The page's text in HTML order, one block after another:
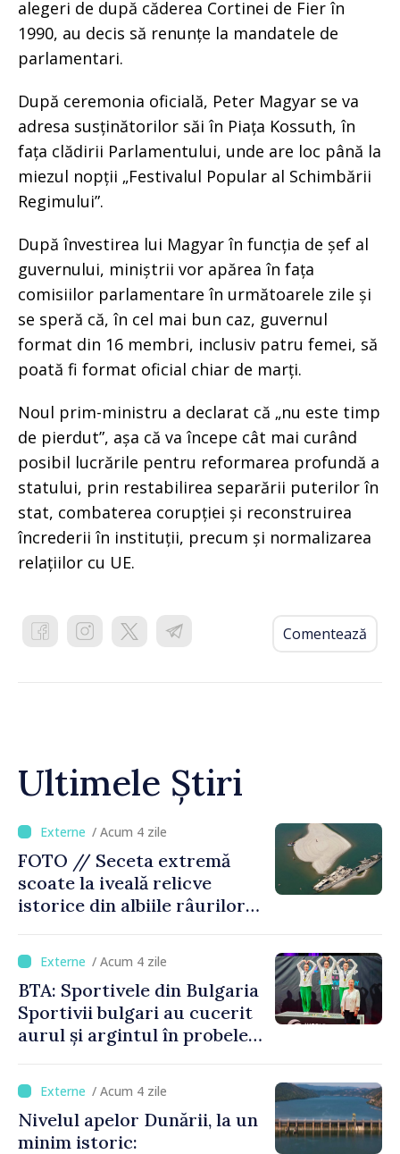
alegeri de după căderea Cortinei de Fier în
1990, au decis să renunțe la mandatele de
parlamentari.
După ceremonia oficială, Peter Magyar se va
adresa susținătorilor săi în Piața Kossuth, în
fața clădirii Parlamentului, unde are loc până la
miezul nopții „Festivalul Popular al Schimbării
Regimului”.
După învestirea lui Magyar în funcția de șef al
guvernului, miniștrii vor apărea în fața
comisiilor parlamentare în următoarele zile și
se speră că, în cel mai bun caz, guvernul
format din 16 membri, inclusiv patru femei, să
poată fi format oficial chiar de marți.
Noul prim-ministru a declarat că „nu este timp
de pierdut”, așa că va începe cât mai curând
posibil lucrările pentru reformarea profundă a
statului, prin restabilirea separării puterilor în
stat, combaterea corupției și reconstruirea
încrederii în instituții, precum și normalizarea
relațiilor cu UE.
Comentează
Ultimele Știri
/ Acum 4 zile
FOTO // Seceta extremă
scoate la iveală relicve
istorice din albiile râurilor
/ Acum 4 zile
BTA: Sportivele din Bulgaria
Sportivii bulgari au cucerit
aurul și argintul în probele
de gimnastică aerobică de la
Oradea
/ Acum 4 zile
Nivelul apelor Dunării, la un
minim istoric: